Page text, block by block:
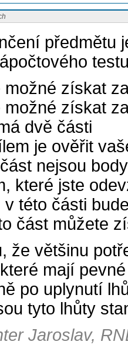
předmětu
možné získat
možné získat
dvě části
je ověřit
nejsou
které jste
v této části
část můžete
že většinu
mají
po uplynutí
tyto lhůty
Jaroslav,